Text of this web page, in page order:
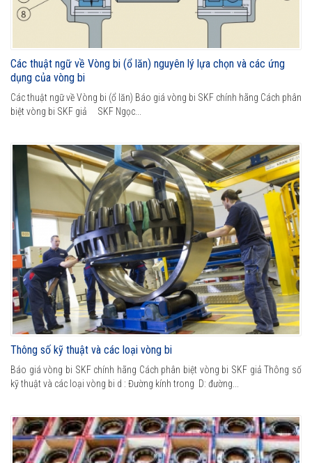
Các thuật ngữ về Vòng bi (ổ lăn) nguyên lý lựa chọn và các ứng
dụng của vòng bi
Các thuật ngữ về Vòng bi (ổ lăn) Báo giá vòng bi SKF chính hãng Cách phân
biệt vòng bi SKF giả SKF Ngọc...
Thông số kỹ thuật và các loại vòng bi
Báo giá vòng bi SKF chính hãng Cách phân biệt vòng bi SKF giả Thông số
kỹ thuật và các loại vòng bi d : Đường kính trong D: đường...